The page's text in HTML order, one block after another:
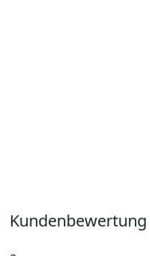
Kundenbewertung